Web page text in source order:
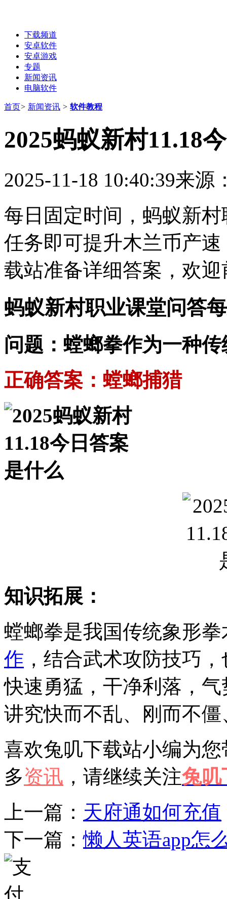
下载频道
安卓软件
安卓游戏
专题
新闻资讯
电脑软件
首页> 新闻资讯 > 软件教程
2025蚂蚁新村11.18
2025-11-18 10:40:39来源
每日固定时间，蚂蚁新
任务即可提升木兰币产
载站准备详细答案，欢
蚂蚁新村职业课堂问答
问题：螳螂拳作为一种
正确答案：螳螂捕猎
知识拓展：
螳螂拳是我国传统象形
作 ，结合武术攻防技巧
快速勇猛，干净利落，
讲究快而不乱、刚而不
喜欢兔叽下载站小编为
多资讯 ，请继续关注兔叽
上一篇： 天府通如何充值
下一篇：懒人英语app怎